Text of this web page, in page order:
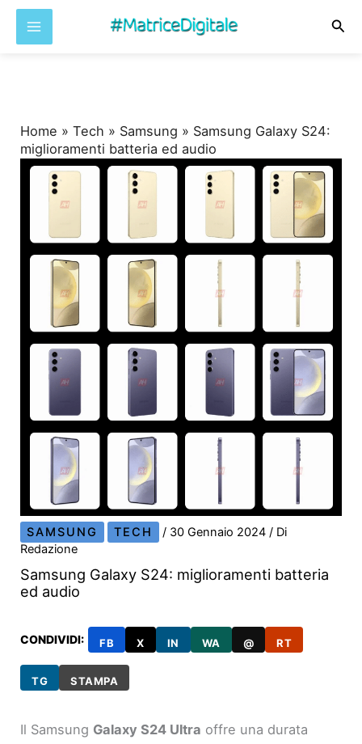
Home »Tech » Samsung » Samsung Galaxy S24:
miglioramenti batteria ed audio
SAMSUNG TECH / 30 Gennaio 2024/ Di
Redazione
Samsung Galaxy S24: miglioramenti batteria
ed audio
CONDIVIDI: FB X IN WA @ RT
TG STAMPA
Il Samsung Galaxy S24 Ultra offre una durata